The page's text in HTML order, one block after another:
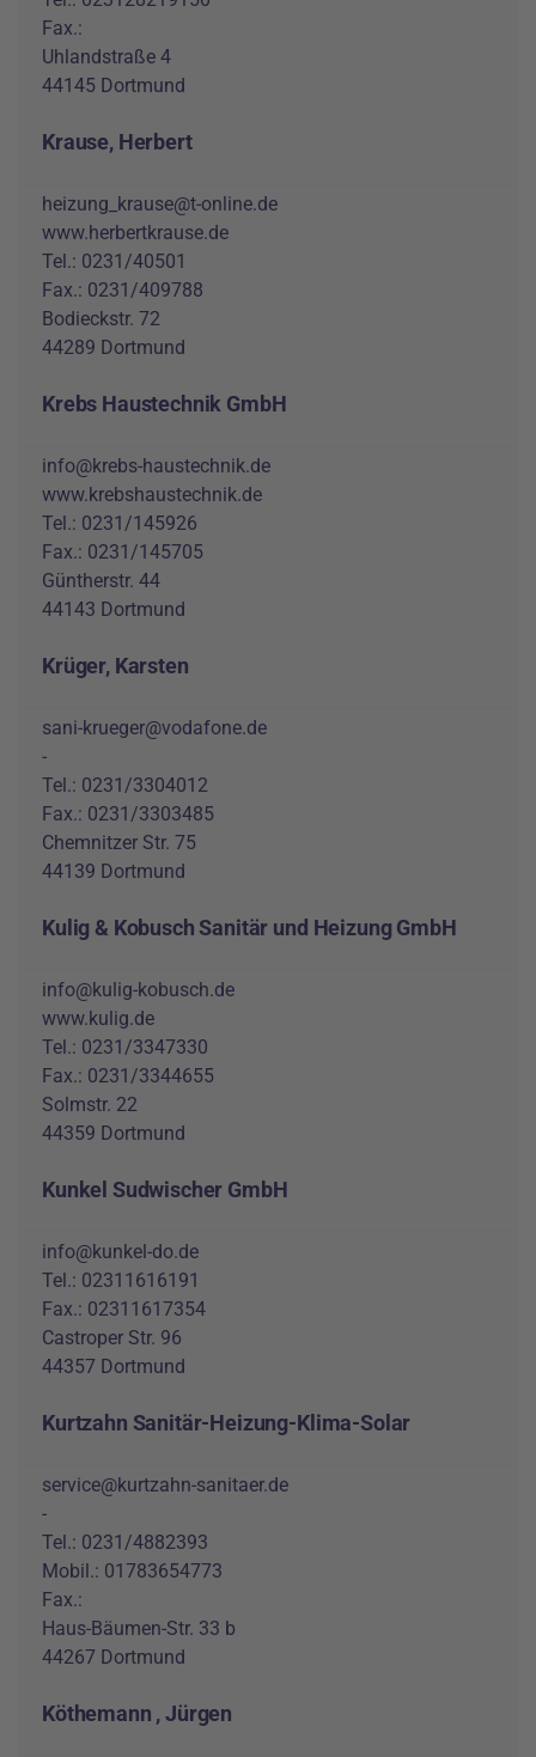
Fax.:
Uhlandstraße 4
44145 Dortmund
Krause, Herbert
heizung_krause@t-online.de
www.herbertkrause.de
Tel.: 0231/40501
Fax.: 0231/409788
Bodieckstr. 72
44289 Dortmund
Krebs Haustechnik GmbH
info@krebs-haustechnik.de
www.krebshaustechnik.de
Tel.: 0231/145926
Fax.: 0231/145705
Güntherstr. 44
44143 Dortmund
Krüger, Karsten
sani-krueger@vodafone.de
-
Tel.: 0231/3304012
Fax.: 0231/3303485
Chemnitzer Str. 75
44139 Dortmund
Kulig & Kobusch Sanitär und Heizung GmbH
info@kulig-kobusch.de
www.kulig.de
Tel.: 0231/3347330
Fax.: 0231/3344655
Solmstr. 22
44359 Dortmund
Kunkel Sudwischer GmbH
info@kunkel-do.de
Tel.: 02311616191
Fax.: 02311617354
Castroper Str. 96
44357 Dortmund
Kurtzahn Sanitär-Heizung-Klima-Solar
service@kurtzahn-sanitaer.de
-
Tel.: 0231/4882393
Mobil.: 01783654773
Fax.:
Haus-Bäumen-Str. 33 b
44267 Dortmund
Köthemann , Jürgen